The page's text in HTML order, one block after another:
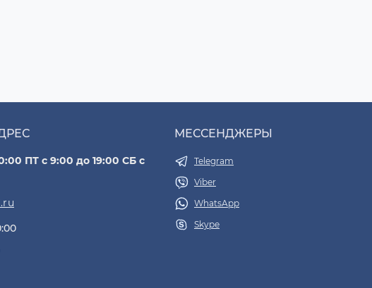
ПТ с 9:00 до 19:00 СБ с
МЕССЕНДЖЕРЫ
Telegram
Viber
WhatsApp
Skype